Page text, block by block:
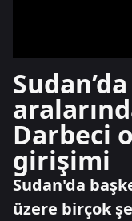
Darbeci
girişimi
Sudan'da
üzere birçok